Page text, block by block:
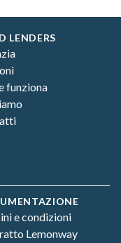
LENDERS
funziona
e condizioni
Lemonway